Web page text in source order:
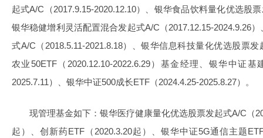
起式A/C（2017.9.15-2020.12.10）、银华食品饮料量化优选股
银华稳健增利灵活配置混合发起式A/C（2017.12.15-2024.9.26
式A/C（2018.5.11-2021.8.18）、银华信息科技量化优选股票发
农业50ETF（2020.12.10-2022.6.29）基金经理、银华中证基
2025.7.11）、银华中证500成长ETF（2024.4.25-2025.8.27）。
现管理基金如下：银华医疗健康量化优选股票发起式A/C（
起）、创新药ETF（2020.3.20起）、银华中证5G通信主题